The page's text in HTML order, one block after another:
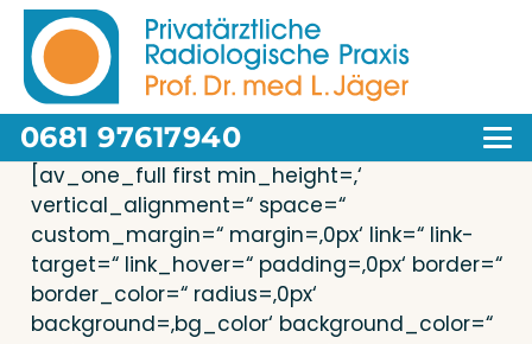
0681 97617940
[av_one_full first min_height=‚‘
vertical_alignment=“ space=“
custom_margin=“ margin=‚0px‘ link=“ link­
tar­get=“ link_hover=“ padding=‚0px‘ bor­der=“
border_color=“ radius=‚0px‘
background=‚bg_color‘ background_color=“